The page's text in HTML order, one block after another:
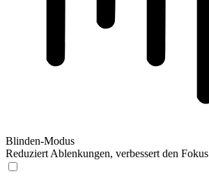
Blinden-Modus
Reduziert Ablenkungen, verbessert den Fokus